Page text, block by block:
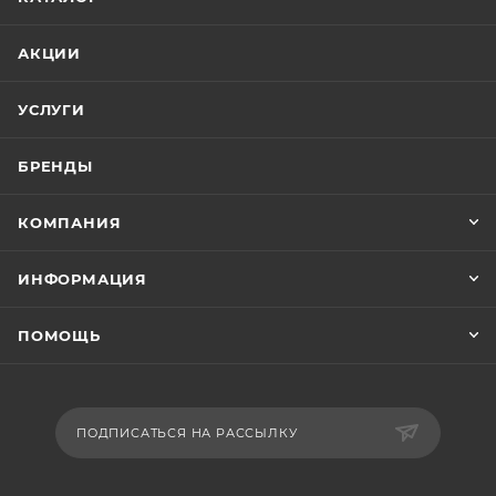
АКЦИИ
УСЛУГИ
БРЕНДЫ
КОМПАНИЯ
ИНФОРМАЦИЯ
ПОМОЩЬ
ПОДПИСАТЬСЯ НА РАССЫЛКУ